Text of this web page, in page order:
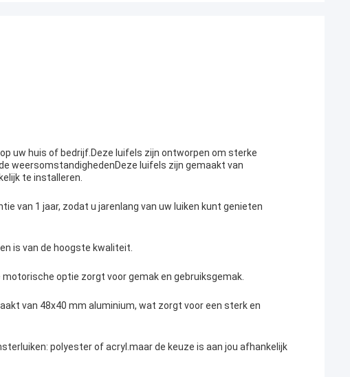
uw huis of bedrijf.Deze luifels zijn ontworpen om sterke
weersomstandighedenDeze luifels zijn gemaakt van
te installeren.
van 1 jaar, zodat u jarenlang van uw luiken kunt genieten
is van de hoogste kwaliteit.
optie zorgt voor gemak en gebruiksgemak.
van 48x40 mm aluminium, wat zorgt voor een sterk en
polyester of acryl.maar de keuze is aan jou afhankelijk